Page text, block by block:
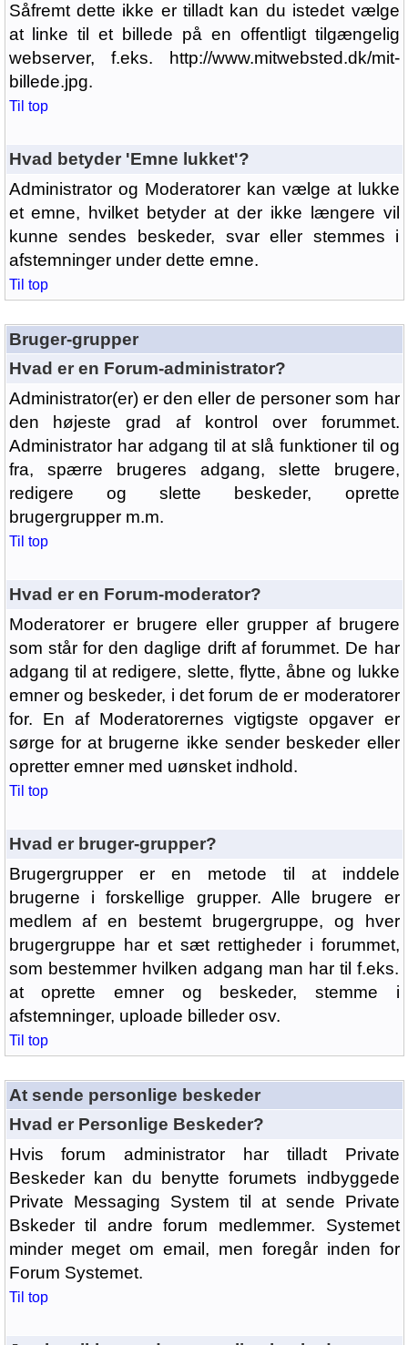
Såfremt dette ikke er tilladt kan du istedet vælge
at linke til et billede på en offentligt tilgængelig
webserver, f.eks. http://www.mitwebsted.dk/mit-
billede.jpg.
Til top
Hvad betyder 'Emne lukket'?
Administrator og Moderatorer kan vælge at lukke
et emne, hvilket betyder at der ikke længere vil
kunne sendes beskeder, svar eller stemmes i
afstemninger under dette emne.
Til top
Bruger-grupper
Hvad er en Forum-administrator?
Administrator(er) er den eller de personer som har
den højeste grad af kontrol over forummet.
Administrator har adgang til at slå funktioner til og
fra, spærre brugeres adgang, slette brugere,
redigere og slette beskeder, oprette
brugergrupper m.m.
Til top
Hvad er en Forum-moderator?
Moderatorer er brugere eller grupper af brugere
som står for den daglige drift af forummet. De har
adgang til at redigere, slette, flytte, åbne og lukke
emner og beskeder, i det forum de er moderatorer
for. En af Moderatorernes vigtigste opgaver er
sørge for at brugerne ikke sender beskeder eller
opretter emner med uønsket indhold.
Til top
Hvad er bruger-grupper?
Brugergrupper er en metode til at inddele
brugerne i forskellige grupper. Alle brugere er
medlem af en bestemt brugergruppe, og hver
brugergruppe har et sæt rettigheder i forummet,
som bestemmer hvilken adgang man har til f.eks.
at oprette emner og beskeder, stemme i
afstemninger, uploade billeder osv.
Til top
At sende personlige beskeder
Hvad er Personlige Beskeder?
Hvis forum administrator har tilladt Private
Beskeder kan du benytte forumets indbyggede
Private Messaging System til at sende Private
Bskeder til andre forum medlemmer. Systemet
minder meget om email, men foregår inden for
Forum Systemet.
Til top